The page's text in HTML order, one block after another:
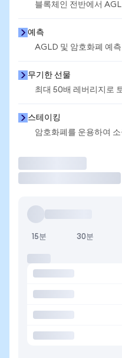
블록체인 전반에서
예측
AGLD 및 암호화폐 예
무기한 선물
최대 50배 레버리지로
스테이킹
암호화폐를 운용하여
15분 30분